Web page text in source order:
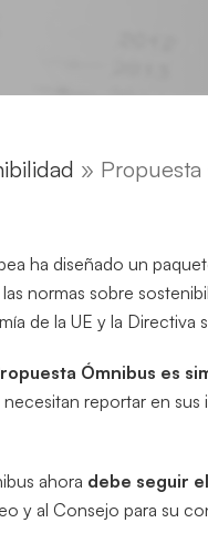
» Propuesta
ha diseñado un
normas sobre
de la UE y la
Ómnibus es
reportar en
ahora debe seguir
y al Consejo para su